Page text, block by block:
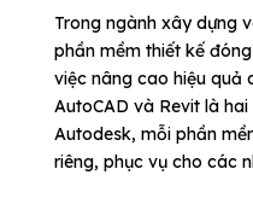
Trong ngành xây dựng
phần mềm thiết kế
việc nâng cao hiệu quả
AutoCAD và Revit là
Autodesk, mỗi phần
riêng, phục vụ cho các